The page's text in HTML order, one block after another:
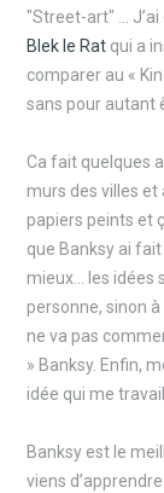
"Street-art" ...
Blek le Rat qui a
comparer au «
sans pour autant
Ca fait quelques
murs des villes et
papiers peints et
que Banksy ai fait
mieux... les idées
personne, sinon à
ne va pas
» Banksy. Enfin,
idée qui me
Banksy est le
viens